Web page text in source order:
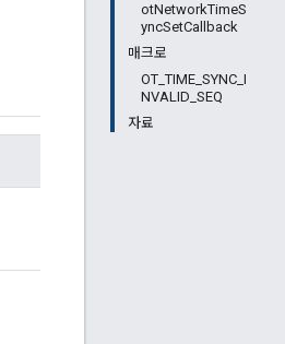
otNetworkTimeS
yncSetCallback
매크로
OT_TIME_SYNC_I
NVALID_SEQ
자료